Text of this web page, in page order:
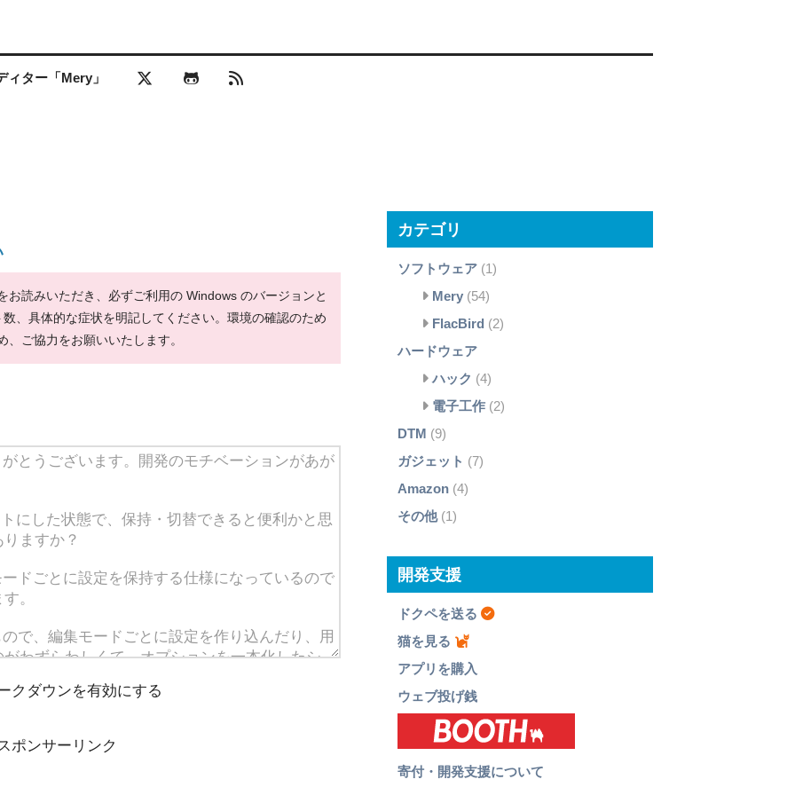
ィター「Mery」
お読みいただき、必ずご利用の Windows のバージョンと
、具体的な症状を明記してください。環境の確認のため
ご協力をお願いいたします。
クダウンを有効にする
ポンサーリンク
カテゴリ
ソフトウェア(1)
Mery (54)
FlacBird (2)
ハードウェア
ハック (4)
電子工作 (2)
DTM (9)
ガジェット (7)
Amazon(4)
その他(1)
開発支援
ドクペを送る
猫を見る
アプリを購入
ウェブ投げ銭
寄付・開発支援について